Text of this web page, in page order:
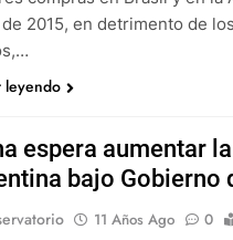
2015, en detrimento de
leyendo
espera aumentar
bajo Gobierno
11 Años Ago 0